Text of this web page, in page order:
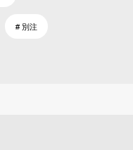
# 別注